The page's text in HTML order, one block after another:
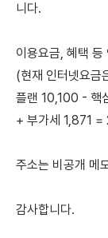
니다.
이용요금, 혜택 등
(현재 인터넷요
플랜 10,100 - 핵
+ 부가세 1,871
주소는 비공개 메
감사합니다.